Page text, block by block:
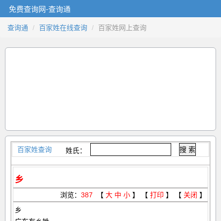
免费查询网-查询通
查询通 百家姓在线查询 百家姓网上查询
百家姓查询 姓氏：
乡
浏览： 387 【 大 中 小 】 【 打印 】 【 关闭 】
乡